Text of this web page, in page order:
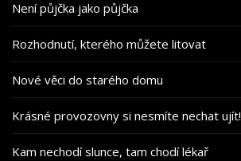
Není půjčka jako půjčka
Rozhodnutí, kterého můžete litovat
Nové věci do starého domu
Krásné provozovny si nesmíte nechat ujít!
Kam nechodí slunce, tam chodí lékař